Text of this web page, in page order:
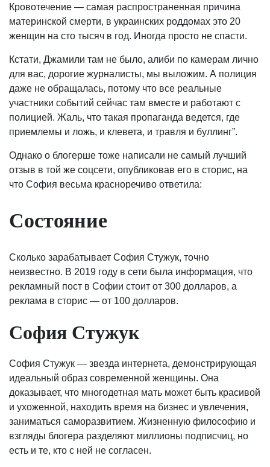
Кровотечение — самая распространенная причина
материнской смерти, в украинских роддомах это 20
женщин на сто тысяч в год. Иногда просто не спасти.
Кстати, Джамили там не было, алиби по камерам лично
для вас, дорогие журналисты, мы выложим. А полиция
даже не обращалась, потому что все реальные
участники событий сейчас там вместе и работают с
полицией. Жаль, что такая пропаганда ведется, где
приемлемы и ложь, и клевета, и травля и буллинг”.
Однако о блогерше тоже написали не самый лучший
отзыв в той же соцсети, опубликовав его в сторис, на
что София весьма красноречиво ответила:
Состояние
Сколько зарабатывает София Стужук, точно
неизвестно. В 2019 году в сети была информация, что
рекламный пост в Софии стоит от 300 долларов, а
реклама в сторис — от 100 долларов.
София Стужук
София Стужук — звезда интернета, демонстрирующая
идеальный образ современной женщины. Она
доказывает, что многодетная мать может быть красивой
и ухоженной, находить время на бизнес и увлечения,
заниматься саморазвитием. Жизненную философию и
взгляды блогера разделяют миллионы подписчиц, но
есть и те, кто с ней не согласен.